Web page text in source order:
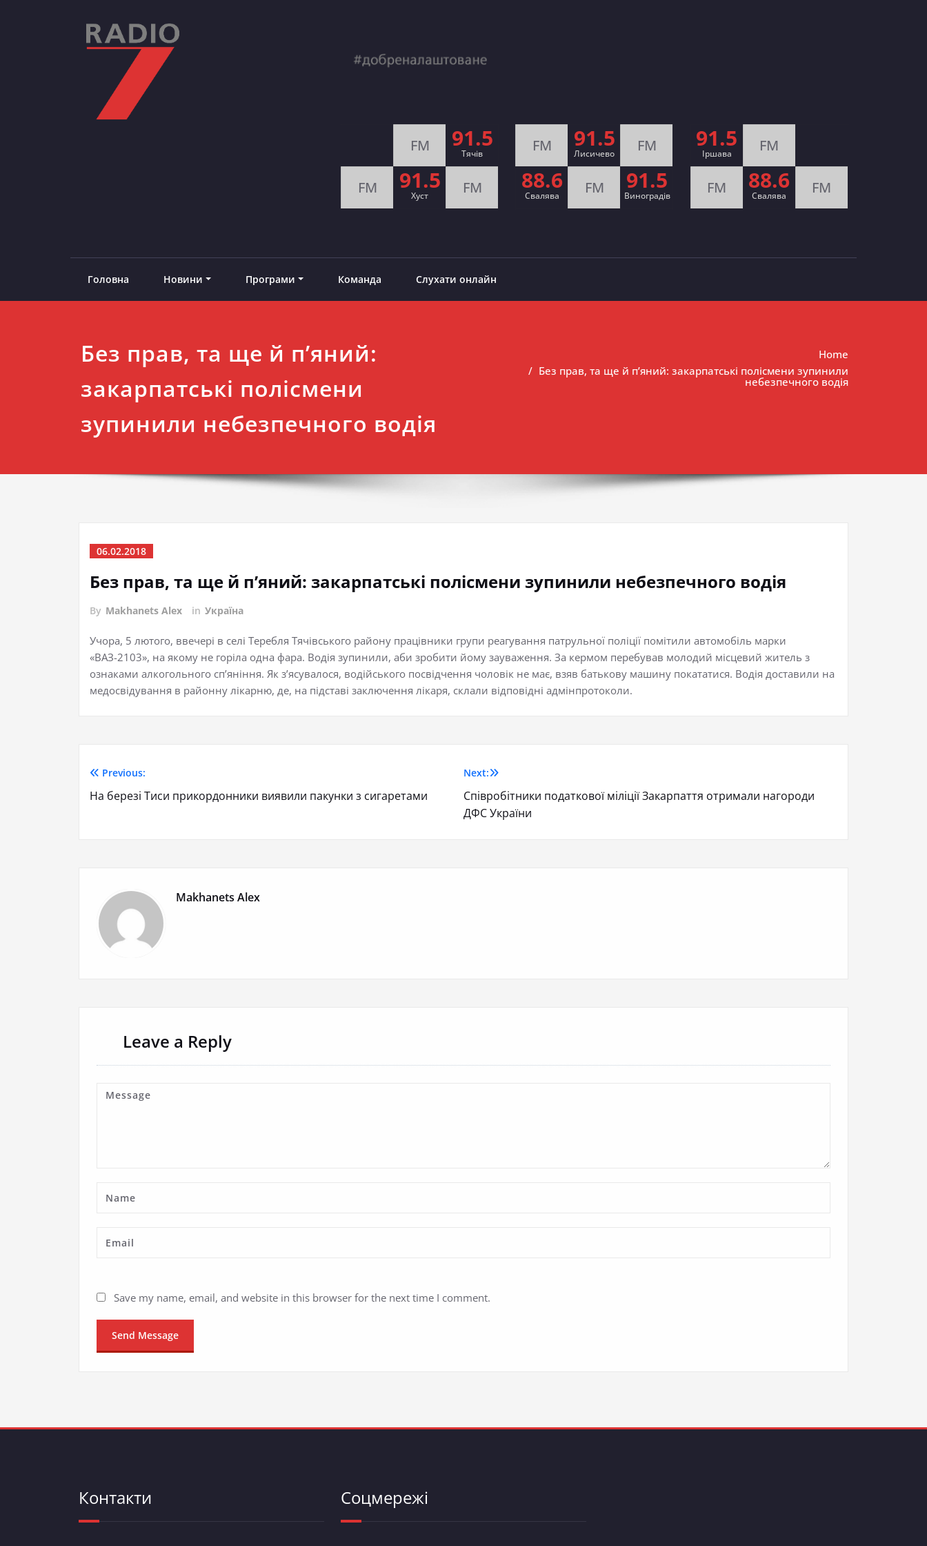
FM 91.5
Тячів
FM 91.5
Хуст FM
FM 91.5
Лисичево FM
88.6
Свалява FM 91.5
Виноградів
91.5
Іршава FM
FM 88.6
Cвалява FM
Головна Новини Програми Команда Слухати онлайн
Без прав, та ще й п’яний:
закарпатські полісмени
зупинили небезпечного водія
Home
Без прав, та ще й п’яний: закарпатські полісмени зупинили
небезпечного водія
06.02.2018
Без прав, та ще й п’яний: закарпатські полісмени зупинили небезпечного водія
By Makhanets Alex in Україна
Учора, 5 лютого, ввечері в селі Теребля Тячівського району працівники групи реагування патрульної поліції помітили автомобіль марки
«ВАЗ-2103», на якому не горіла одна фара. Водія зупинили, аби зробити йому зауваження. За кермом перебував молодий місцевий житель з
ознаками алкогольного сп’яніння. Як з’ясувалося, водійського посвідчення чоловік не має, взяв батькову машину покататися. Водія доставили на
медосвідування в районну лікарню, де, на підставі заключення лікаря, склали відповідні адмінпротоколи.
Previous:
На березі Тиси прикордонники виявили пакунки з сигаретами
Next:
Співробітники податкової міліції Закарпаття отримали нагороди
ДФС України
Makhanets Alex
Leave a Reply
Save my name, email, and website in this browser for the next time I comment.
Контакти Соцмережі